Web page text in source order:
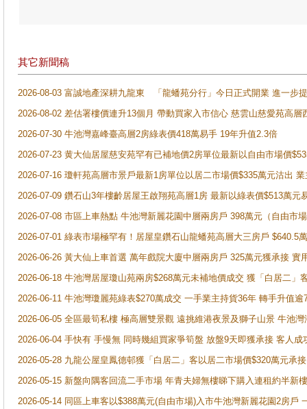
其它新聞稿
2026-08-03 富誠地產深耕九龍東 「龍蟠苑分行」今日正式開業 進一步
2026-08-02 差估署樓價連升13個月 帶動買家入市信心 慈雲山慈愛苑高層
2026-07-30 牛池灣嘉峰臺高層2房綠表價418萬易手 19年升值2.3倍
2026-07-23 黄大仙居屋慈安苑罕有已補地價2房單位最新以自由市場價
2026-07-16 瓊軒苑高層市景戶最新1房單位以居二市場價$335萬元沽出
2026-07-09 鑽石山3年樓齡居屋王啟翔苑高層1房 最新以綠表價$513萬元
2026-07-08 市區上車熱點 牛池灣新麗花園中層兩房戶 398萬元（自由市
2026-07-01 綠表市場極罕有！居屋皇鑽石山龍蟠苑高層大三房戶
2026-06-26 黃大仙上車首選 萬年戲院大廈中層兩房戶 325萬元獲承接 實
2026-06-18 牛池灣居屋瓊山苑兩房$268萬元未補地價成交 獲「白居二」
2026-06-11 牛池灣瓊麗苑綠表$270萬成交 一手業主持貨36年 轉手升值逾
2026-06-05 全區最筍私樓 極高層雙景觀 遠挑維港夜景及獅子山景 牛池
2026-06-04 手快有 手慢無 同時幾組買家爭筍盤 放盤9天即獲承接 客人
2026-05-28 九龍公屋皇鳳德邨獲「白居二」客以居二市場價$320萬元承接
2026-05-15 新盤向隅客回流二手市場 年青夫婦無樓睇下購入連租約半新
2026-05-14 同區上車客以$388萬元(自由市場)入市牛池灣新麗花園2房戶